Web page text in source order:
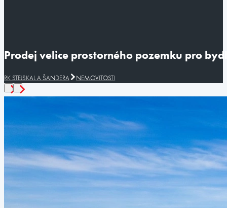
Prodej velice prostorného pozemku pro
RK STEJSKAL A ŠANDERA NEMOVITOSTI